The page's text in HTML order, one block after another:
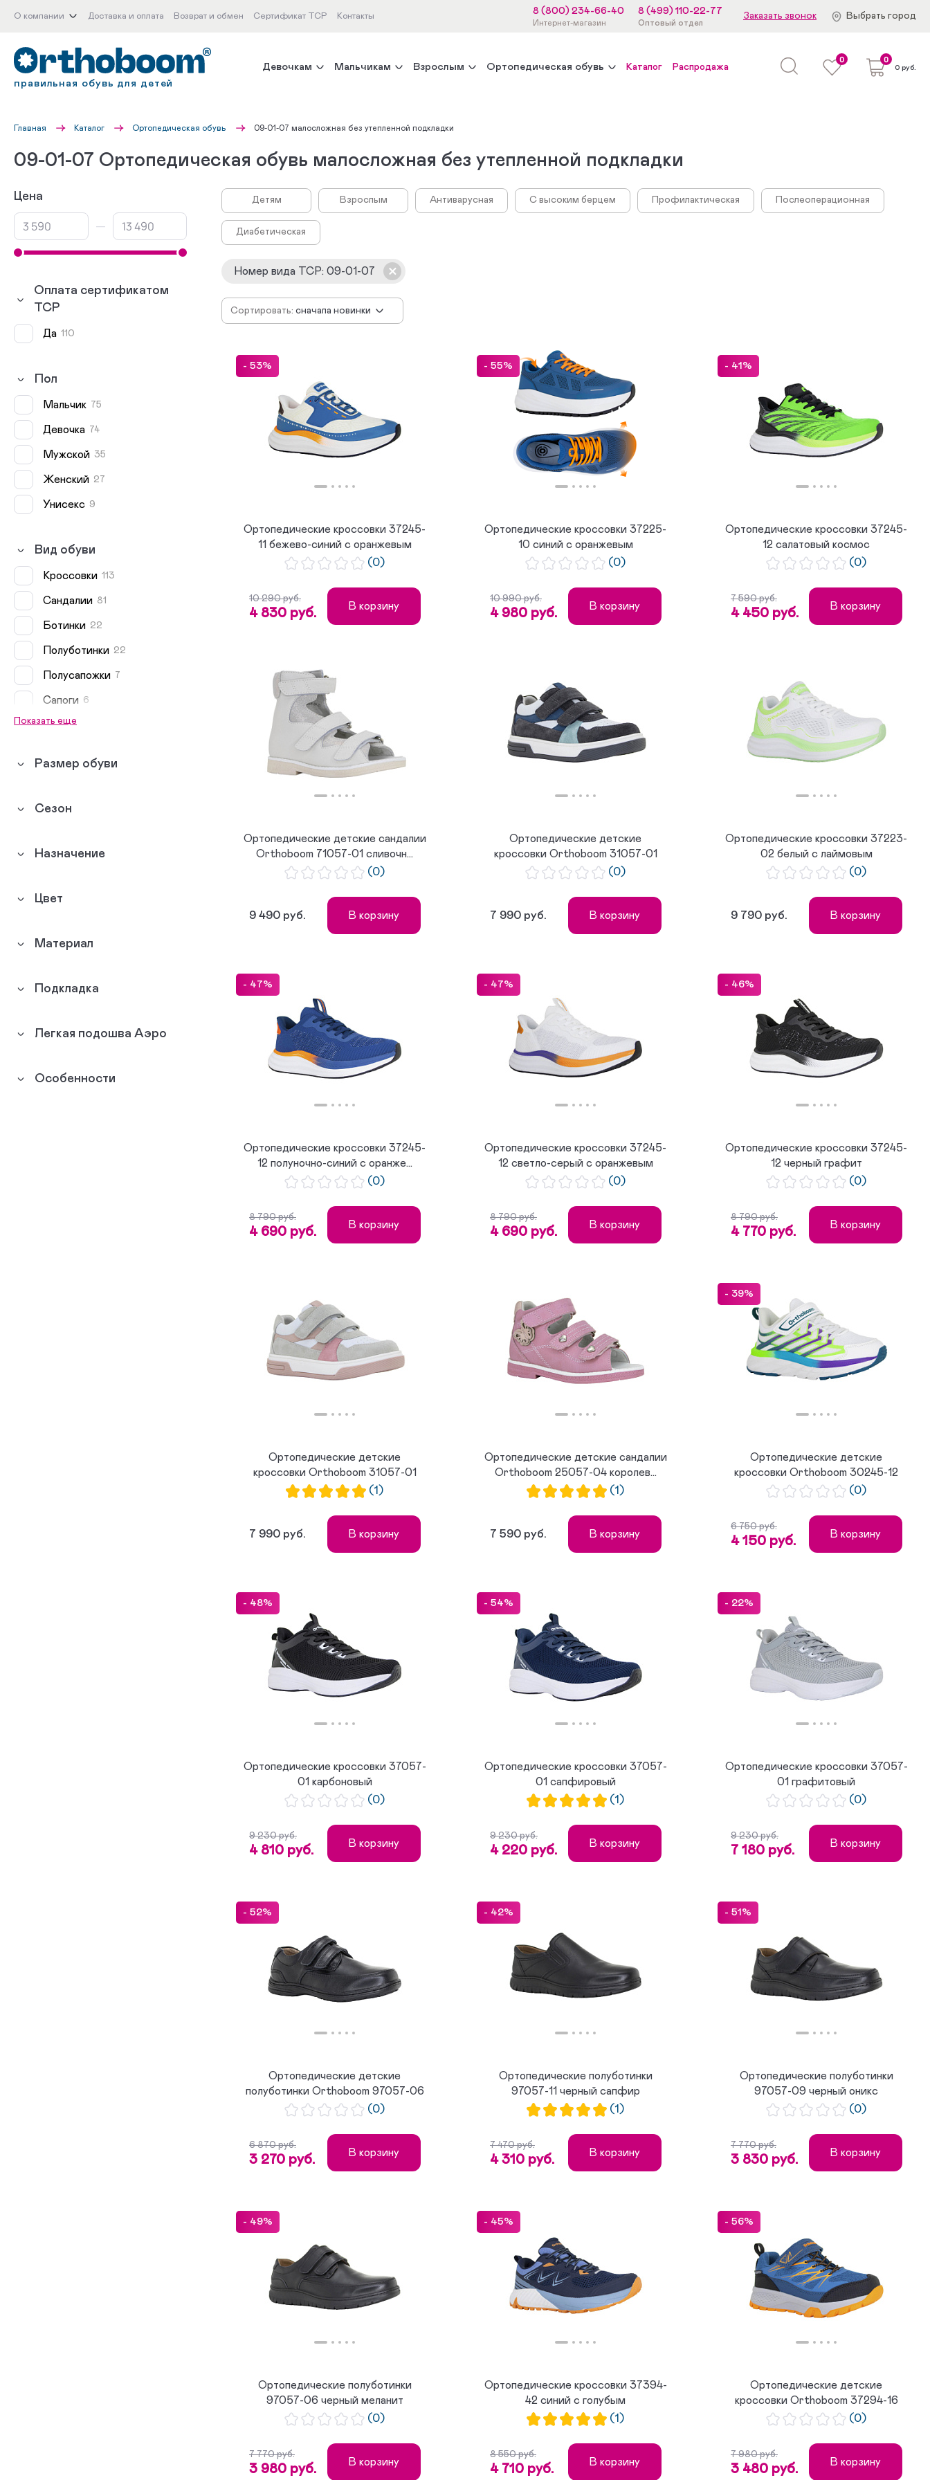
О компании Доставка и оплата Возврат и обмен Сертификат ТСР Контакты
8 (800) 234-66-40
Интернет-магазин
8 (499) 110-22-77
Оптовый отдел
Заказать звонок Выбрать город
правильная обувь для детей
Девочкам Мальчикам Взрослым Ортопедическая обувь Каталог Распродажа
0 0
0 руб.
Главная Каталог Ортопедическая обувь 09-01-07 малосложная без утепленной подкладки
09-01-07 Ортопедическая обувь малосложная без утепленной подкладки
Цена
—
Оплата сертификатом
ТСР
Да 110
Пол
мальчик 75
девочка 74
мужской 35
женский 27
унисекс 9
Вид обуви
Кроссовки 113
Сандалии 81
Ботинки 22
Полуботинки 22
Полусапожки 7
Сапоги 6
Кеды 4
Сандалеты
Биркенштоки
Сноубутсы
Показать еще
Размер обуви
Сезон
Назначение
Цвет
Материал
Подкладка
Легкая подошва Аэро
Особенности
Детям Взрослым Антиварусная С высоким берцем Профилактическая Послеоперационная
Диабетическая
Номер вида ТСР: 09-01-07
Сортировать: сначала новинки
- 53%
Ортопедические кроссовки 37245-
11 бежево-синий с оранжевым
(0)
10 290 руб.
4 830 руб. В корзину
- 55%
Ортопедические кроссовки 37225-
10 синий с оранжевым
(0)
10 990 руб.
4 980 руб. В корзину
- 41%
Ортопедические кроссовки 37245-
12 салатовый космос
(0)
7 590 руб.
4 450 руб. В корзину
Ортопедические детские сандалии
Orthoboom 71057-01 сливочн...
(0)
9 490 руб. В корзину
Ортопедические детские
кроссовки Orthoboom 31057-01
морско...
(0)
7 990 руб. В корзину
Ортопедические кроссовки 37223-
02 белый с лаймовым
(0)
9 790 руб. В корзину
- 47%
Ортопедические кроссовки 37245-
12 полуночно-синий с оранже...
(0)
8 790 руб.
4 690 руб. В корзину
- 47%
Ортопедические кроссовки 37245-
12 светло-серый с оранжевым
(0)
8 790 руб.
4 690 руб. В корзину
- 46%
Ортопедические кроссовки 37245-
12 черный графит
(0)
8 790 руб.
4 770 руб. В корзину
Ортопедические детские
кроссовки Orthoboom 31057-01
серо-р...
(1)
7 990 руб. В корзину
Ортопедические детские сандалии
Orthoboom 25057-04 королев...
(1)
7 590 руб. В корзину
- 39%
Ортопедические детские
кроссовки Orthoboom 30245-12
бело-с...
(0)
6 750 руб.
4 150 руб. В корзину
- 48%
Ортопедические кроссовки 37057-
01 карбоновый
(0)
9 230 руб.
4 810 руб. В корзину
- 54%
Ортопедические кроссовки 37057-
01 сапфировый
(1)
9 230 руб.
4 220 руб. В корзину
- 22%
Ортопедические кроссовки 37057-
01 графитовый
(0)
9 230 руб.
7 180 руб. В корзину
- 52%
Ортопедические детские
полуботинки Orthoboom 97057-06
угол...
(0)
6 870 руб.
3 270 руб. В корзину
- 42%
Ортопедические полуботинки
97057-11 черный сапфир
(1)
7 470 руб.
4 310 руб. В корзину
- 51%
Ортопедические полуботинки
97057-09 черный оникс
(0)
7 770 руб.
3 830 руб. В корзину
- 49%
Ортопедические полуботинки
97057-06 черный меланит
(0)
7 770 руб.
3 980 руб. В корзину
- 45%
Ортопедические кроссовки 37394-
42 синий с голубым
(1)
8 550 руб.
4 710 руб. В корзину
- 56%
Ортопедические детские
кроссовки Orthoboom 37294-16
сине-ч...
(0)
7 980 руб.
3 480 руб. В корзину